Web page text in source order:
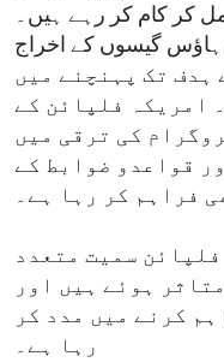
کر کام کر رہے ہیں۔
2030 تک گرین ہاؤس گیسوں کے اخراج
کے ہدف تک پہنچنے میں
امریکہ فلپائن کے
کی ترقی میں
قواعدو ضوابط کے
فراہم کر رہا ہے۔
سمیت متعدد
ہوئے ہیں اور
کرنے میں مدد کر
رہا ہے۔